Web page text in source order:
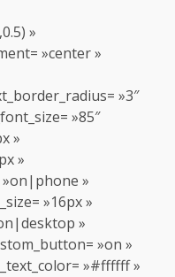
»
»center »
»3″
»85″
»
»
»on|phone »
»16px »
»
»on »
»#ffffff »